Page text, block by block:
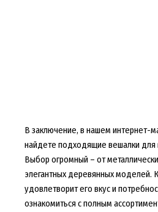
В заключение, в нашем интернет-
найдете подходящие вешалки
Выбор огромный – от
элегантных деревянных моделей.
удовлетворит его вкус и
ознакомиться с полным